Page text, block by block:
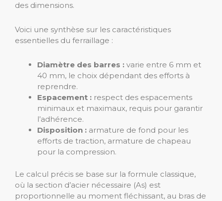
des dimensions.
Voici une synthèse sur les caractéristiques
essentielles du ferraillage :
Diamètre des barres : varie entre 6 mm et
40 mm, le choix dépendant des efforts à
reprendre.
Espacement : respect des espacements
minimaux et maximaux, requis pour garantir
l’adhérence.
Disposition : armature de fond pour les
efforts de traction, armature de chapeau
pour la compression.
Le calcul précis se base sur la formule classique,
où la section d’acier nécessaire (As) est
proportionnelle au moment fléchissant, au bras de